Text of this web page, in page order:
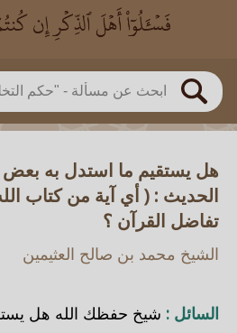
بحث
بن باز
بن العثيمين
اللجنة الدائمة
هل يستقيم ما استدل به بعض
الحديث : ( أي آية من كتاب
تفاضل القرآن ؟
الشيخ محمد بن صالح العثيمين
السائل : شيخ حفظك الله هل